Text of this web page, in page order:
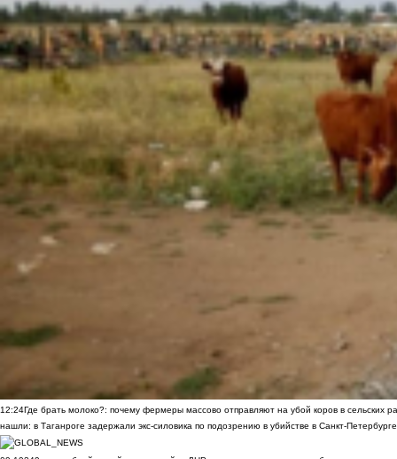
12:24Где брать молоко?: почему фермеры массово отправляют на убой коров в сельских
нашли: в Таганроге задержали экс-силовика по подозрению в убийстве в Санкт-Петербурге